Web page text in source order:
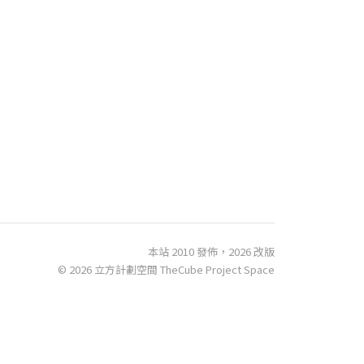
本站 2010 發佈，2026 改版
© 2026 立方計劃空間 TheCube Project Space